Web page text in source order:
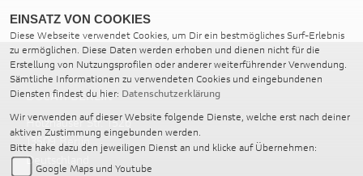
DUCATI BERLIN
Holzhauser Str. 152b
13509 Berlin
Deutschland
EINSATZ VON COOKIES
Diese Webseite verwendet Cookies, um Dir ein bestmögliches Surf-Erlebnis
zu ermöglichen. Diese Daten werden erhoben und dienen nicht für die
Erstellung von Nutzungsprofilen oder anderer weiterführender Verwendung.
Sämtliche Informationen zu verwendeten Cookies und eingebundenen
Diensten findest du hier: Datenschutzerklärung
Wir verwenden auf dieser Website folgende Dienste, welche erst nach deiner
aktiven Zustimmung eingebunden werden.
Bitte hake dazu den jeweiligen Dienst an und klicke auf Übernehmen:
Google Maps und Youtube